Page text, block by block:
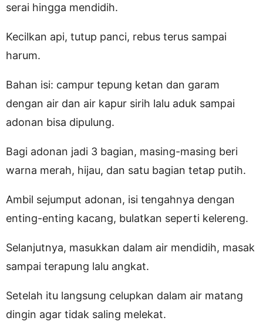
serai hingga mendidih.
Kecilkan api, tutup panci, rebus terus sampai
harum.
Bahan isi: campur tepung ketan dan garam
dengan air dan air kapur sirih lalu aduk sampai
adonan bisa dipulung.
Bagi adonan jadi 3 bagian, masing-masing beri
warna merah, hijau, dan satu bagian tetap putih.
Ambil sejumput adonan, isi tengahnya dengan
enting-enting kacang, bulatkan seperti kelereng.
Selanjutnya, masukkan dalam air mendidih, masak
sampai terapung lalu angkat.
Setelah itu langsung celupkan dalam air matang
dingin agar tidak saling melekat.